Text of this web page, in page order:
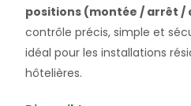
positions (montée / arrêt /
contrôle précis, simple et
idéal pour les installations
hôtelières.